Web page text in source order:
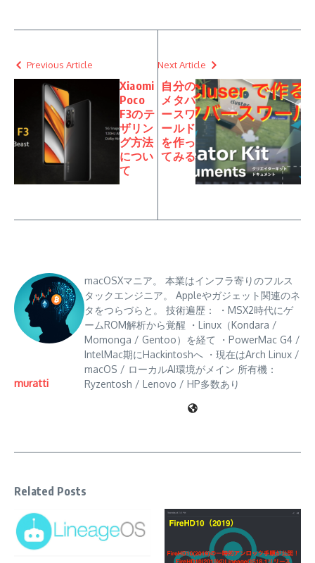
Previous Article
Xiaomi
Poco
F3のテ
ザリン
グ方法
につい
て
Next Article
自分の
メタバ
ースワ
ールド
を作っ
てみる
muratti
macOSXマニア。 本業はインフラ寄りのフルス
タックエンジニア。 Appleやガジェット関連のネ
タをつらづらと。 技術遍歴： ・MSX2時代にゲ
ームROM解析から覚醒 ・Linux（Kondara /
Momonga / Gentoo）を経て ・PowerMac G4 /
IntelMac期にHackintoshへ ・現在はArch Linux /
macOS / ローカルAI環境がメイン 所有機：
Ryzentosh / Lenovo / HP多数あり
Related Posts